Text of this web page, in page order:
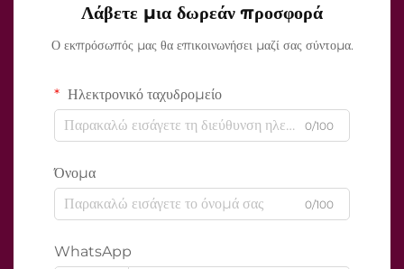
Λάβετε μια δωρεάν προσφορά
Ο εκπρόσωπός μας θα επικοινωνήσει μαζί σας σύντομα.
Ηλεκτρονικό ταχυδρομείο
0/100
Όνομα
0/100
WhatsApp